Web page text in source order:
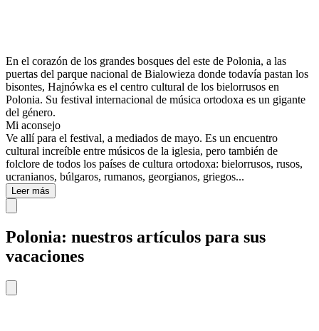
En el corazón de los grandes bosques del este de Polonia, a las
puertas del parque nacional de Bialowieza donde todavía pastan los
bisontes, Hajnówka es el centro cultural de los bielorrusos en
Polonia. Su festival internacional de música ortodoxa es un gigante
del género.
Mi aconsejo
Ve allí para el festival, a mediados de mayo. Es un encuentro
cultural increíble entre músicos de la iglesia, pero también de
folclore de todos los países de cultura ortodoxa: bielorrusos, rusos,
ucranianos, búlgaros, rumanos, georgianos, griegos...
Leer más
Polonia: nuestros artículos para sus
vacaciones